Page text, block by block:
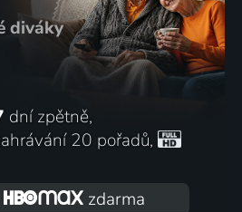
diváky
dní zpětně,
20 pořadů,
zdarma